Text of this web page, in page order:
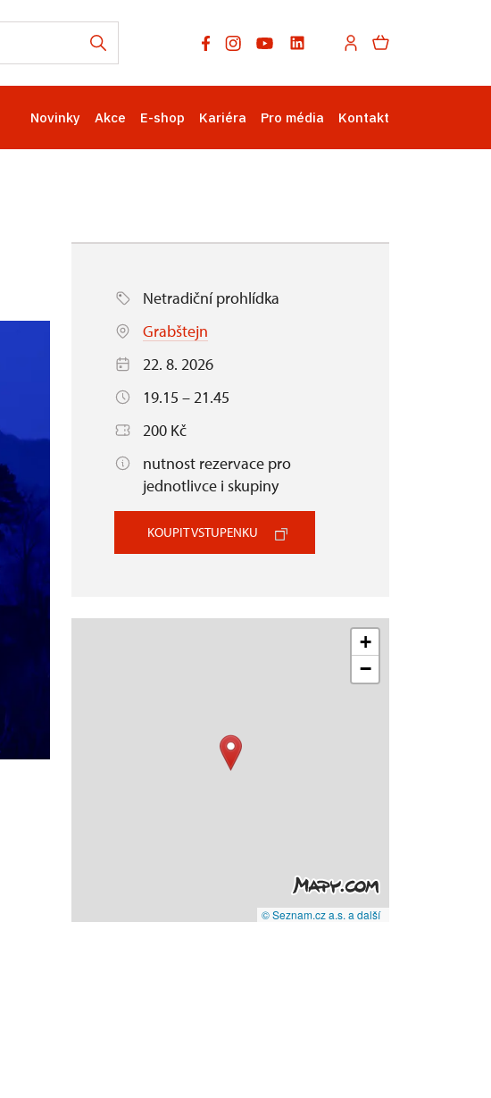
Novinky Akce E-shop Kariéra Pro média Kontakt
Netradiční prohlídka
Grabštejn
22. 8. 2026
19.15 – 21.45
200 Kč
nutnost rezervace pro
jednotlivce i skupiny
KOUPIT VSTUPENKU
+
−
© Seznam.cz a.s. a další